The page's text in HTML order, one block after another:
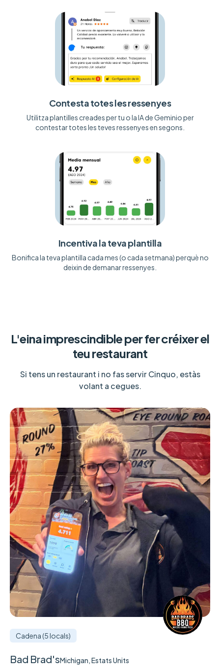
Contesta totes les ressenyes
Utilitza plantilles creades per tu o la IA de Geminio per
contestar totes les teves ressenyes en segons.
Incentiva la teva plantilla
Bonifica la teva plantilla cada mes (o cada setmana) perquè no
deixin de demanar ressenyes.
L'eina imprescindible per fer créixer el
teu restaurant
Si tens un restaurant i no fas servir Cinquo, estàs
volant a cegues.
Cadena (5 locals)
Bad Brad'sMichigan, Estats Units